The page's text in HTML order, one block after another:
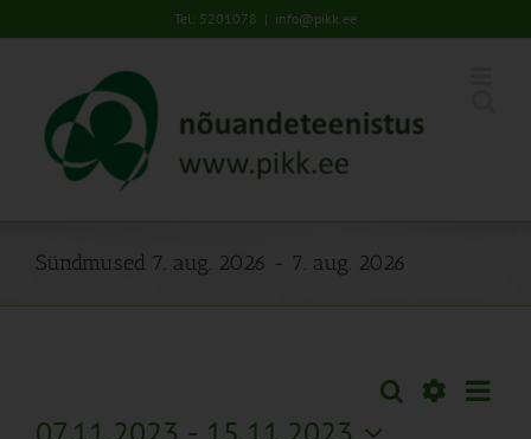
to
Tel: 5201078 | info@pikk.ee
Sündmused 7. aug. 2026 - 7. aug. 2026
Sündmused
Otsi